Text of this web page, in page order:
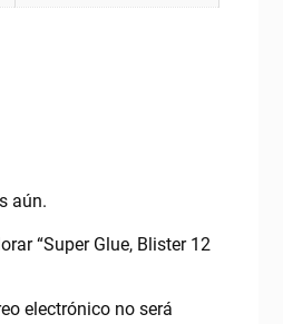
aún.
“Super Glue, Blister 12
electrónico no será